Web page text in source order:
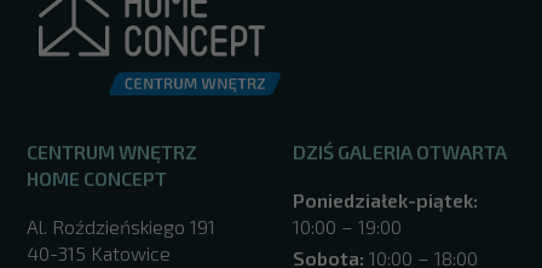
CENTRUM WNĘTRZ
HOME CONCEPT
Al. Roździeńskiego 191
40-315 Katowice
DZIŚ GALERIA OTWARTA
Poniedziałek-piątek:
10:00 – 19:00
Sobota: 10:00 – 18:00